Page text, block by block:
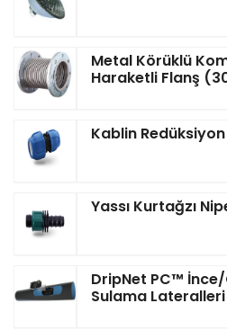
Metal Körüklü
Haraketli Flanş
Kablin
Yassı Kurtağzı
DripNet PC™
Sulama Lateralleri